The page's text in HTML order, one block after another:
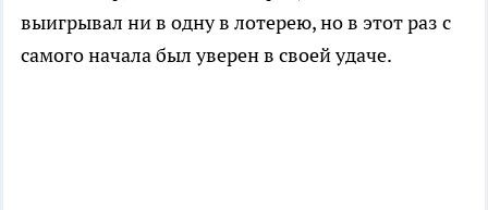
выигрывал ни в одну в лотерею, но в этот раз с
самого начала был уверен в своей удаче.